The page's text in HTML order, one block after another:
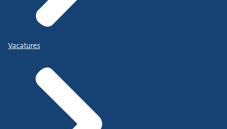
Vacatures